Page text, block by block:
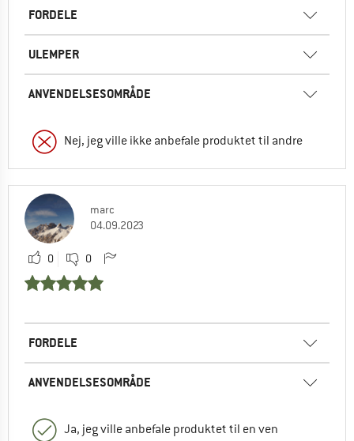
FORDELE
ULEMPER
ANVENDELSESOMRÅDE
Nej, jeg ville ikke anbefale produktet til andre
marc
04.09.2023
0 0
FORDELE
ANVENDELSESOMRÅDE
Ja, jeg ville anbefale produktet til en ven